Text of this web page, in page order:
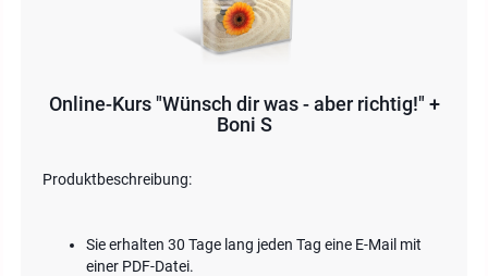
Online-Kurs "Wünsch dir was - aber richtig!" +
Boni S
Produktbeschreibung:
Sie erhalten 30 Tage lang jeden Tag eine E-Mail mit
einer PDF-Datei.